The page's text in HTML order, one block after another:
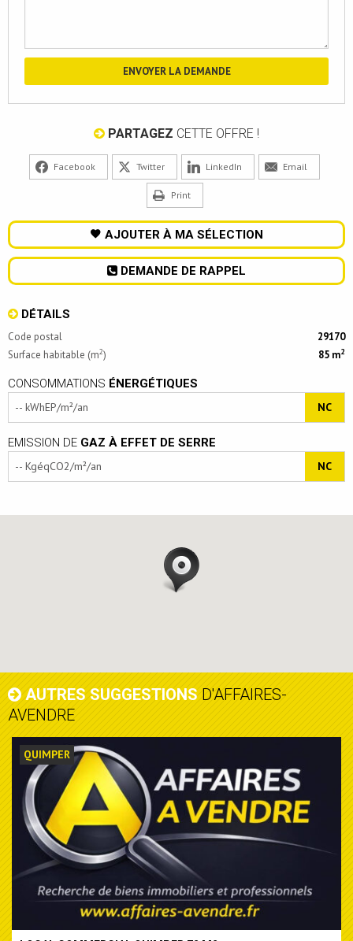
PARTAGEZ CETTE OFFRE !
Facebook Twitter LinkedIn Email
Print
AJOUTER À MA SÉLECTION
DEMANDE DE RAPPEL
DÉTAILS
Code postal
29170
Surface habitable (m2) 85 m2
CONSOMMATIONS ÉNERGÉTIQUES
-- kWhEP/m²/an
NC
EMISSION DE GAZ À EFFET DE SERRE
-- KgéqCO2/m²/an
NC
AUTRES SUGGESTIONS D'AFFAIRES-
AVENDRE
QUIMPER